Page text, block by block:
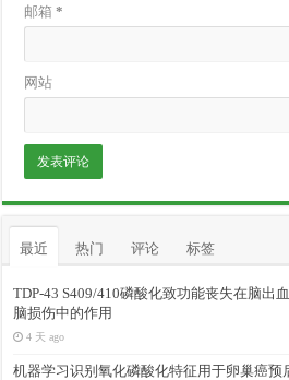
邮箱*
网站
最近 热门 评论 标签
TDP-43 S409/410磷酸化致功能丧失在脑出
脑损伤中的作用
4 天 ago
机器学习识别氧化磷酸化特征用于卵巢癌预